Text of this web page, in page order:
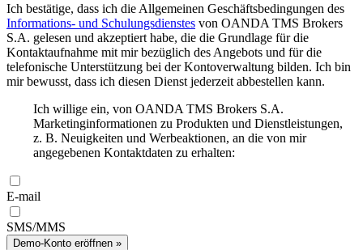
Ich bestätige, dass ich die Allgemeinen Geschäftsbedingungen des
Informations- und Schulungsdienstes von OANDA TMS Brokers
S.A. gelesen und akzeptiert habe, die die Grundlage für die
Kontaktaufnahme mit mir bezüglich des Angebots und für die
telefonische Unterstützung bei der Kontoverwaltung bilden. Ich bin
mir bewusst, dass ich diesen Dienst jederzeit abbestellen kann.
Ich willige ein, von OANDA TMS Brokers S.A.
Marketinginformationen zu Produkten und Dienstleistungen,
z. B. Neuigkeiten und Werbeaktionen, an die von mir
angegebenen Kontaktdaten zu erhalten:
E-mail
SMS/MMS
Demo-Konto eröffnen »